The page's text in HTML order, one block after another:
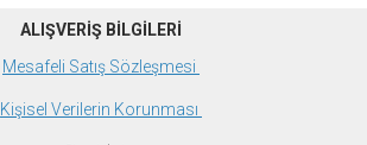
ALIŞVERİŞ BİLGİLERİ
Mesafeli Satış Sözleşmesi
Kişisel Verilerin Korunması